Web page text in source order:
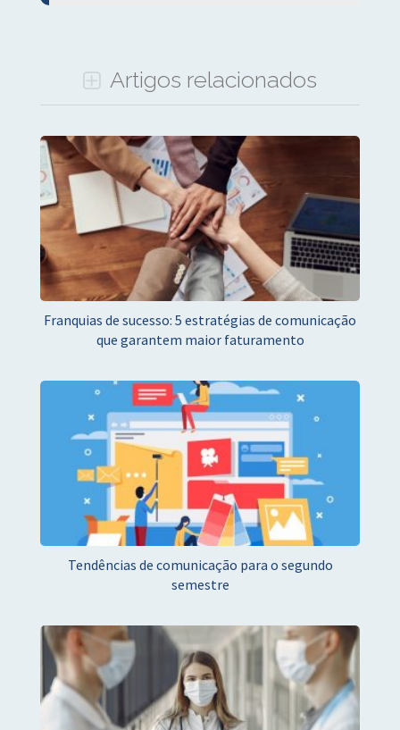
Artigos relacionados
Franquias de sucesso: 5 estratégias de comunicação
que garantem maior faturamento
Tendências de comunicação para o segundo
semestre